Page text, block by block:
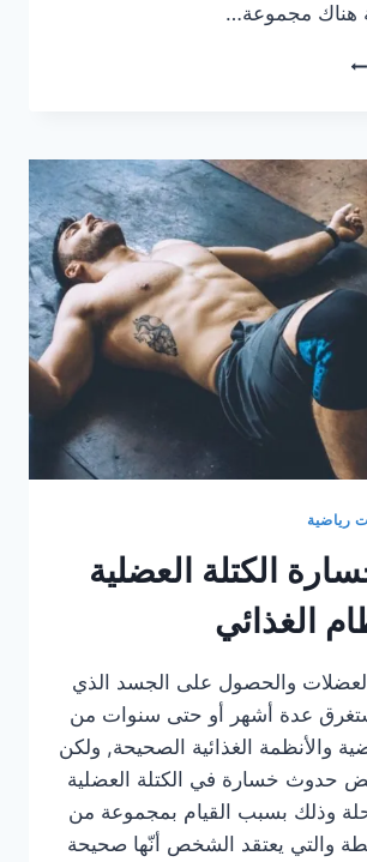
هناك مجموعة…
العضلات
في
الوقت
رياضية
الكتلة العضلية
الغذائي
والحصول على الجسد الذي
عدة أشهر أو حتى سنوات من
والأنظمة الغذائية الصحيحة, ولكن
حدوث خسارة في الكتلة العضلية
وذلك بسبب القيام بمجموعة من
والتي يعتقد الشخص أنّها صحيحة